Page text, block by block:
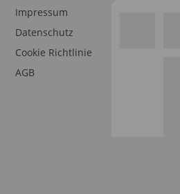
Impressum
Datenschutz
Cookie Richtlinie
AGB